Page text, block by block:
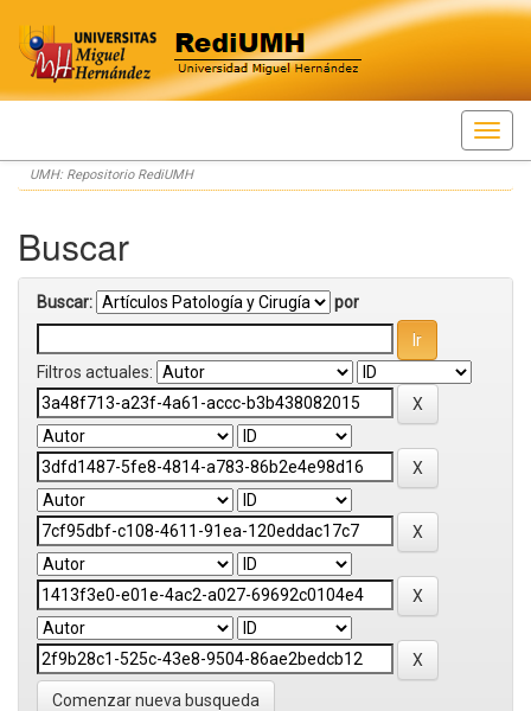
Skip
navigation
UMH: Repositorio RediUMH
Buscar
Buscar: por
Filtros actuales:
Comenzar nueva busqueda